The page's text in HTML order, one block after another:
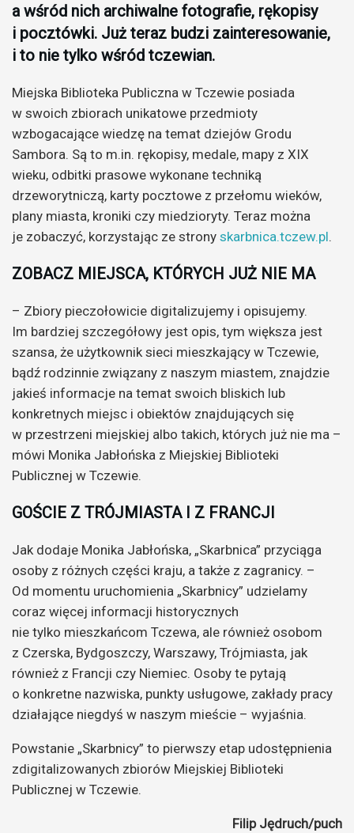
a wśród nich archiwalne fotografie, rękopisy
i pocztówki. Już teraz budzi zainteresowanie,
i to nie tylko wśród tczewian.
Miejska Biblioteka Publiczna w Tczewie posiada
w swoich zbiorach unikatowe przedmioty
wzbogacające wiedzę na temat dziejów Grodu
Sambora. Są to m.in. rękopisy, medale, mapy z XIX
wieku, odbitki prasowe wykonane techniką
drzeworytniczą, karty pocztowe z przełomu wieków,
plany miasta, kroniki czy miedzioryty. Teraz można
je zobaczyć, korzystając ze strony skarbnica.tczew.pl.
ZOBACZ MIEJSCA, KTÓRYCH JUŻ NIE MA
– Zbiory pieczołowicie digitalizujemy i opisujemy.
Im bardziej szczegółowy jest opis, tym większa jest
szansa, że użytkownik sieci mieszkający w Tczewie,
bądź rodzinnie związany z naszym miastem, znajdzie
jakieś informacje na temat swoich bliskich lub
konkretnych miejsc i obiektów znajdujących się
w przestrzeni miejskiej albo takich, których już nie ma –
mówi Monika Jabłońska z Miejskiej Biblioteki
Publicznej w Tczewie.
GOŚCIE Z TRÓJMIASTA I Z FRANCJI
Jak dodaje Monika Jabłońska, „Skarbnica” przyciąga
osoby z różnych części kraju, a także z zagranicy. –
Od momentu uruchomienia „Skarbnicy” udzielamy
coraz więcej informacji historycznych
nie tylko mieszkańcom Tczewa, ale również osobom
z Czerska, Bydgoszczy, Warszawy, Trójmiasta, jak
również z Francji czy Niemiec. Osoby te pytają
o konkretne nazwiska, punkty usługowe, zakłady pracy
działające niegdyś w naszym mieście – wyjaśnia.
Powstanie „Skarbnicy” to pierwszy etap udostępnienia
zdigitalizowanych zbiorów Miejskiej Biblioteki
Publicznej w Tczewie.
Filip Jędruch/puch